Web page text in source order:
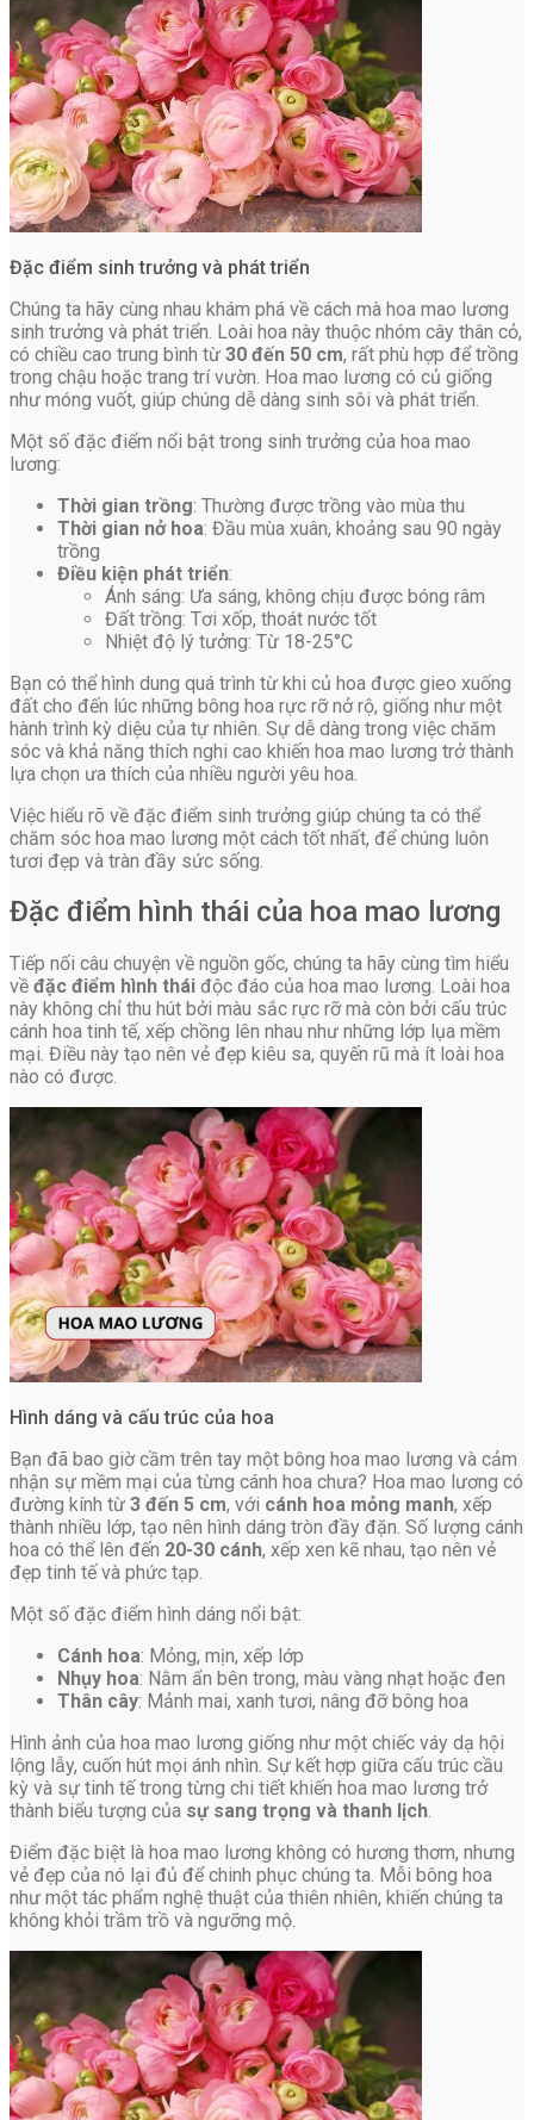
Đặc điểm sinh trưởng và phát triển
Chúng ta hãy cùng nhau khám phá về cách mà hoa mao lương
sinh trưởng và phát triển. Loài hoa này thuộc nhóm cây thân cỏ,
có chiều cao trung bình từ 30 đến 50 cm, rất phù hợp để trồng
trong chậu hoặc trang trí vườn. Hoa mao lương có củ giống
như móng vuốt, giúp chúng dễ dàng sinh sôi và phát triển.
Một số đặc điểm nổi bật trong sinh trưởng của hoa mao
lương:
Thời gian trồng: Thường được trồng vào mùa thu
Thời gian nở hoa: Đầu mùa xuân, khoảng sau 90 ngày
trồng
Điều kiện phát triển:
Ánh sáng: Ưa sáng, không chịu được bóng râm
Đất trồng: Tơi xốp, thoát nước tốt
Nhiệt độ lý tưởng: Từ 18-25°C
Bạn có thể hình dung quá trình từ khi củ hoa được gieo xuống
đất cho đến lúc những bông hoa rực rỡ nở rộ, giống như một
hành trình kỳ diệu của tự nhiên. Sự dễ dàng trong việc chăm
sóc và khả năng thích nghi cao khiến hoa mao lương trở thành
lựa chọn ưa thích của nhiều người yêu hoa.
Việc hiểu rõ về đặc điểm sinh trưởng giúp chúng ta có thể
chăm sóc hoa mao lương một cách tốt nhất, để chúng luôn
tươi đẹp và tràn đầy sức sống.
Đặc điểm hình thái của hoa mao lương
Tiếp nối câu chuyện về nguồn gốc, chúng ta hãy cùng tìm hiểu
về đặc điểm hình thái độc đáo của hoa mao lương. Loài hoa
này không chỉ thu hút bởi màu sắc rực rỡ mà còn bởi cấu trúc
cánh hoa tinh tế, xếp chồng lên nhau như những lớp lụa mềm
mại. Điều này tạo nên vẻ đẹp kiêu sa, quyến rũ mà ít loài hoa
nào có được.
Hình dáng và cấu trúc của hoa
Bạn đã bao giờ cầm trên tay một bông hoa mao lương và cảm
nhận sự mềm mại của từng cánh hoa chưa? Hoa mao lương có
đường kính từ 3 đến 5 cm, với cánh hoa mỏng manh, xếp
thành nhiều lớp, tạo nên hình dáng tròn đầy đặn. Số lượng cánh
hoa có thể lên đến 20-30 cánh, xếp xen kẽ nhau, tạo nên vẻ
đẹp tinh tế và phức tạp.
Một số đặc điểm hình dáng nổi bật:
Cánh hoa: Mỏng, mịn, xếp lớp
Nhụy hoa: Nằm ẩn bên trong, màu vàng nhạt hoặc đen
Thân cây: Mảnh mai, xanh tươi, nâng đỡ bông hoa
Hình ảnh của hoa mao lương giống như một chiếc váy dạ hội
lộng lẫy, cuốn hút mọi ánh nhìn. Sự kết hợp giữa cấu trúc cầu
kỳ và sự tinh tế trong từng chi tiết khiến hoa mao lương trở
thành biểu tượng của sự sang trọng và thanh lịch
Điểm đặc biệt là hoa mao lương không có hương thơm, nhưng
vẻ đẹp của nó lại đủ để chinh phục chúng ta. Mỗi bông hoa
như một tác phẩm nghệ thuật của thiên nhiên, khiến chúng ta
không khỏi trầm trồ và ngưỡng mộ.